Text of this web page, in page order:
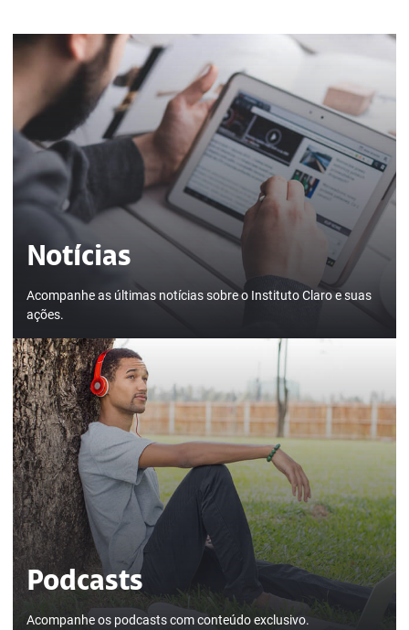
Notícias
Acompanhe as últimas notícias sobre o Instituto Claro e suas
ações.
Podcasts
Acompanhe os podcasts com conteúdo exclusivo.